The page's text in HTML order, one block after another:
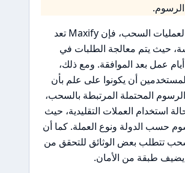
أما بالنسبة لعمليات السحب، فإن Maxify تعد
حيث يتم معالجة الطلبات في
غضون 1-3 أيام عمل بعد الموافقة. ومع ذلك،
أن يكونوا على علم بأن
المحتملة المرتبطة بالسحب،
استخدام العملات التقليدية، حيث
حسب الدولة ونوع العملة. كما أن
تتطلب بعض الوثائق للتحقق من
يضيف طبقة من الأمان.